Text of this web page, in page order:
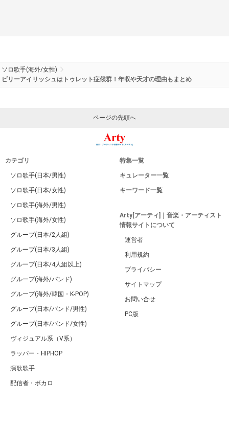
ソロ歌手(海外/女性)
ビリーアイリッシュはトゥレット症候群！年収や天才の理由もまとめ
ページの先頭へ
カテゴリ
ソロ歌手(日本/男性)
ソロ歌手(日本/女性)
ソロ歌手(海外/男性)
ソロ歌手(海外/女性)
グループ(日本/2人組)
グループ(日本/3人組)
グループ(日本/4人組以上)
グループ(海外/バンド)
グループ(海外/韓国・K-POP)
グループ(日本/バンド/男性)
グループ(日本/バンド/女性)
ヴィジュアル系（V系）
ラッパー・HIPHOP
演歌歌手
配信者・ボカロ
特集一覧
キュレーター一覧
キーワード一覧
Arty[アーティ]｜音楽・アーティスト
情報サイトについて
運営者
利用規約
プライバシー
サイトマップ
お問い合せ
PC版